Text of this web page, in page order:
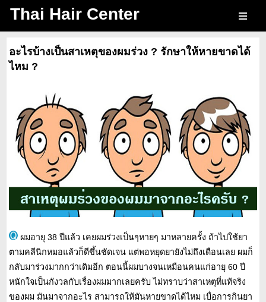
Thai Hair Center
อะไรบ้างเป็นสาเหตุของผมร่วง ? รักษาให้หายขาดได้
ไหม ?
ผมอายุ 38 ปีแล้ว เคยผมร่วงเป็นๆหายๆ มาหลายครั้ง ถ้าไปใช้ยา
ตามคลีนิกหมอแล้วก็ดีขึ้นชัดเจน แต่พอหยุดยายังไม่ถึงเดือนเลย ผมก็
กลับมาร่วงมากกว่าเดิมอีก ตอนนี้ผมบางจนเหมือนคนแก่อายุ 60 ปี
หนักใจเป็นกังวลกับเรื่องผมมากเลยครับ ไม่ทราบว่าสาเหตุที่แท้จริง
ของผม มันมาจากอะไร สามารถให้มันหายขาดได้ไหม เบื่อการกินยา